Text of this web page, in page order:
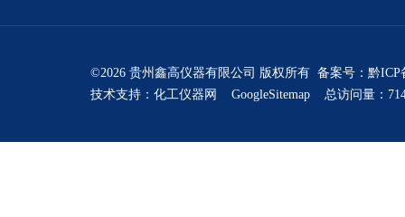
©2026 贵州鑫高仪器有限公司 版权所有 备案号： 黔ICP
技术支持： 化工仪器网 GoogleSitemap 总访问量：